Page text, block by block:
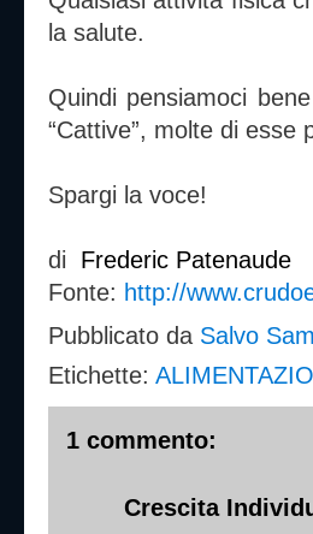
la salute.
Quindi pensiamoci
“Cattive”, molte di esse
Spargi la voce!
di Frederic Patenaude
Fonte: http://
Pubblicato da Salvo
Etichette:
1 commento:
Crescita